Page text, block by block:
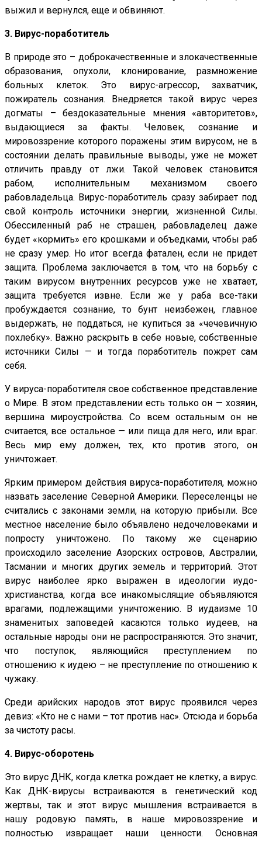
выжил и вернулся, еще и обвиняют.
3. Вирус-поработитель
В природе это – доброкачественные и злокачественные
образования, опухоли, клонирование, размножение
больных клеток. Это вирус-агрессор, захватчик,
пожиратель сознания. Внедряется такой вирус через
догматы – бездоказательные мнения «авторитетов»,
выдающиеся за факты. Человек, сознание и
мировоззрение которого поражены этим вирусом, не в
состоянии делать правильные выводы, уже не может
отличить правду от лжи. Такой человек становится
рабом, исполнительным механизмом своего
рабовладельца. Вирус-поработитель сразу забирает под
свой контроль источники энергии, жизненной Силы.
Обессиленный раб не страшен, рабовладелец даже
будет «кормить» его крошками и объедками, чтобы раб
не сразу умер. Но итог всегда фатален, если не придет
защита. Проблема заключается в том, что на борьбу с
таким вирусом внутренних ресурсов уже не хватает,
защита требуется извне. Если же у раба все-таки
пробуждается сознание, то бунт неизбежен, главное
выдержать, не поддаться, не купиться за «чечевичную
похлебку». Важно раскрыть в себе новые, собственные
источники Силы — и тогда поработитель пожрет сам
себя.
У вируса-поработителя свое собственное представление
о Мире. В этом представлении есть только он — хозяин,
вершина мироустройства. Со всем остальным он не
считается, все остальное — или пища для него, или враг.
Весь мир ему должен, тех, кто против этого, он
уничтожает.
Ярким примером действия вируса-поработителя, можно
назвать заселение Северной Америки. Переселенцы не
считались с законами земли, на которую прибыли. Все
местное население было объявлено недочеловеками и
попросту уничтожено. По такому же сценарию
происходило заселение Азорских островов, Австралии,
Тасмании и многих других земель и территорий. Этот
вирус наиболее ярко выражен в идеологии иудо-
христианства, когда все инакомыслящие объявляются
врагами, подлежащими уничтожению. В иудаизме 10
знаменитых заповедей касаются только иудеев, на
остальные народы они не распространяются. Это значит,
что поступок, являющийся преступлением по
отношению к иудею – не преступление по отношению к
чужаку.
Среди арийских народов этот вирус проявился через
девиз: «Кто не с нами – тот против нас». Отсюда и борьба
за чистоту расы.
4. Вирус-оборотень
Это вирус ДНК, когда клетка рождает не клетку, а вирус.
Как ДНК-вирусы встраиваются в генетический код
жертвы, так и этот вирус мышления встраивается в
нашу родовую память, в наше мировоззрение и
полностью извращает наши ценности. Основная